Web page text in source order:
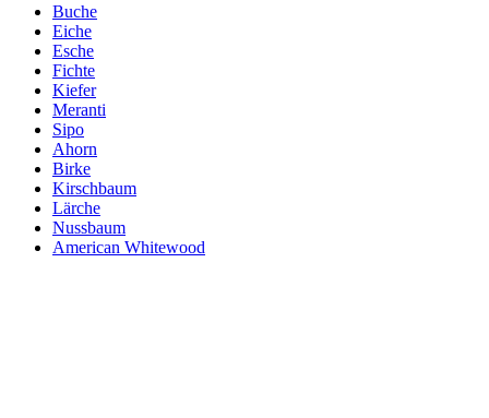
Buche
Eiche
Esche
Fichte
Kiefer
Meranti
Sipo
Ahorn
Birke
Kirschbaum
Lärche
Nussbaum
American Whitewood